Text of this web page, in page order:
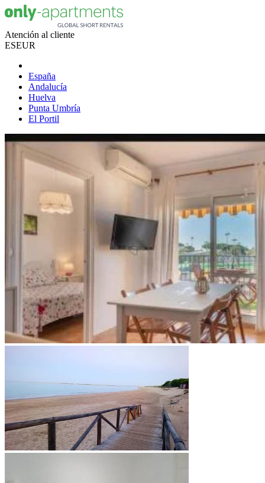
Atención al cliente
ESEUR
España
Andalucía
Huelva
Punta Umbría
El Portil